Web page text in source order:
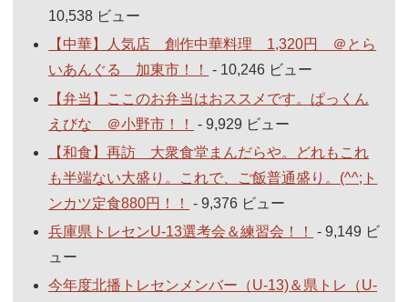
10,538 ビュー
【中華】人気店 創作中華料理 1,320円 ＠とら
いあんぐる 加東市！！
- 10,246 ビュー
【弁当】ここのお弁当はおススメです。ぱっくん
えびな ＠小野市！！
- 9,929 ビュー
【和食】再訪 大衆食堂まんだらや。どれもこれ
も半端ない大盛り。これで、ご飯普通盛り。(^^;ト
ンカツ定食880円！！
- 9,376 ビュー
兵庫県トレセンU-13選考会＆練習会！！
- 9,149 ビ
ュー
今年度北播トレセンメンバー（U-13)＆県トレ（U-